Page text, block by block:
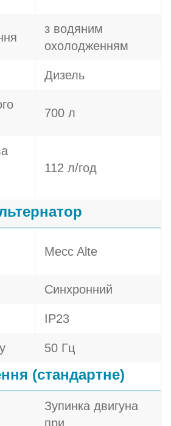
з водяним
охолодженням
Дизель
700 л
112 л/год
Mecc Alte
Синхронний
IP23
50 Гц
(стандартне)
Зупинка двигуна
при